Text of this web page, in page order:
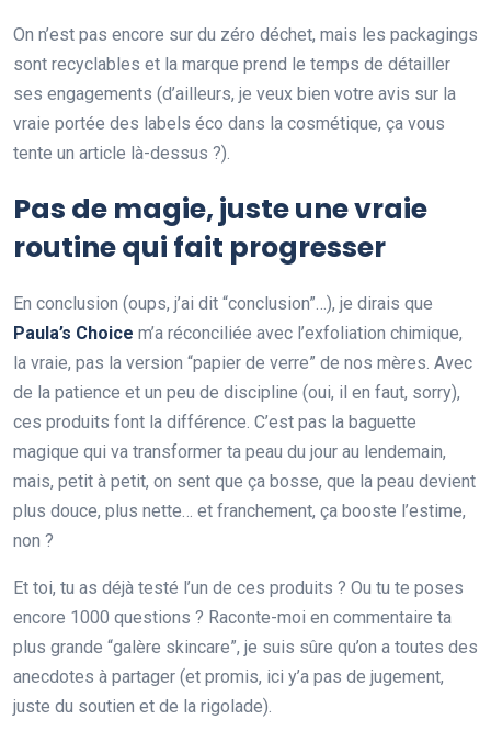
On n’est pas encore sur du zéro déchet, mais les packagings
sont recyclables et la marque prend le temps de détailler
ses engagements (d’ailleurs, je veux bien votre avis sur la
vraie portée des labels éco dans la cosmétique, ça vous
tente un article là-dessus ?).
Pas de magie, juste une vraie
routine qui fait progresser
En conclusion (oups, j’ai dit “conclusion”…), je dirais que
Paula’s Choice m’a réconciliée avec l’exfoliation chimique,
la vraie, pas la version “papier de verre” de nos mères. Avec
de la patience et un peu de discipline (oui, il en faut, sorry),
ces produits font la différence. C’est pas la baguette
magique qui va transformer ta peau du jour au lendemain,
mais, petit à petit, on sent que ça bosse, que la peau devient
plus douce, plus nette… et franchement, ça booste l’estime,
non ?
Et toi, tu as déjà testé l’un de ces produits ? Ou tu te poses
encore 1000 questions ? Raconte-moi en commentaire ta
plus grande “galère skincare”, je suis sûre qu’on a toutes des
anecdotes à partager (et promis, ici y’a pas de jugement,
juste du soutien et de la rigolade).